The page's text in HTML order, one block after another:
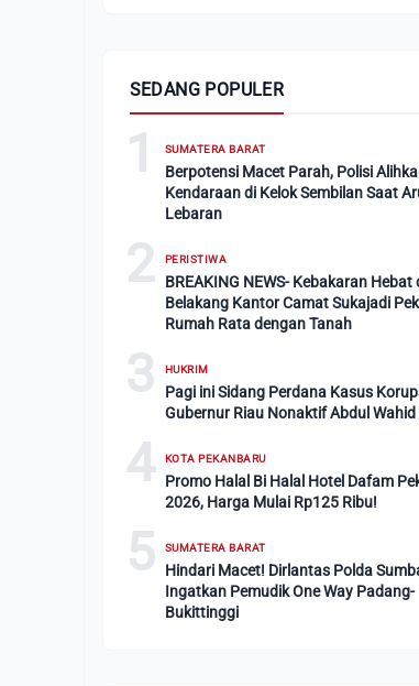
SEDANG POPULER
1 SUMATERA BARAT
Berpotensi Macet Parah, Polisi
Kendaraan di Kelok Sembilan Saat
Lebaran
2 PERISTIWA
BREAKING NEWS- Kebakaran Hebat
Belakang Kantor Camat Sukajadi
Rumah Rata dengan Tanah
3 HUKRIM
Pagi ini Sidang Perdana Kasus
Gubernur Riau Nonaktif Abdul Wahid
4 KOTA PEKANBARU
Promo Halal Bi Halal Hotel Dafam
2026, Harga Mulai Rp125 Ribu!
5 SUMATERA BARAT
Hindari Macet! Dirlantas Polda
Ingatkan Pemudik One Way Padang-
Bukittinggi